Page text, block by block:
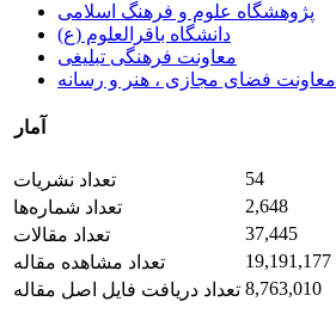
پژوهشگاه علوم و فرهنگ اسلامی
دانشگاه باقرالعلوم (ع)
معاونت فرهنگی تبلیغی
معاونت فضای مجازی ، هنر و رسانه
آمار
تعداد نشریات
54
تعداد شماره‌ها
2,648
تعداد مقالات
37,445
تعداد مشاهده مقاله
19,191,177
تعداد دریافت فایل اصل مقاله 8,763,010